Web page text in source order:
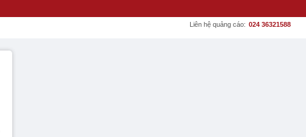
Liên hệ quảng cáo: 024 36321588